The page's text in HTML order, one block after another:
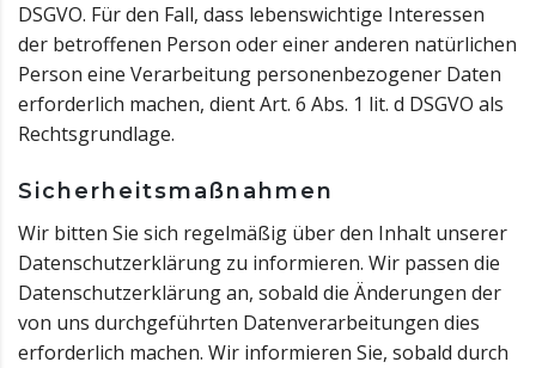
DSGVO. Für den Fall, dass lebenswichtige Interessen
der betroffenen Person oder einer anderen natürlichen
Person eine Verarbeitung personenbezogener Daten
erforderlich machen, dient Art. 6 Abs. 1 lit. d DSGVO als
Rechtsgrundlage.
Sicherheitsmaßnahmen
Wir bitten Sie sich regelmäßig über den Inhalt unserer
Datenschutzerklärung zu informieren. Wir passen die
Datenschutzerklärung an, sobald die Änderungen der
von uns durchgeführten Datenverarbeitungen dies
erforderlich machen. Wir informieren Sie, sobald durch